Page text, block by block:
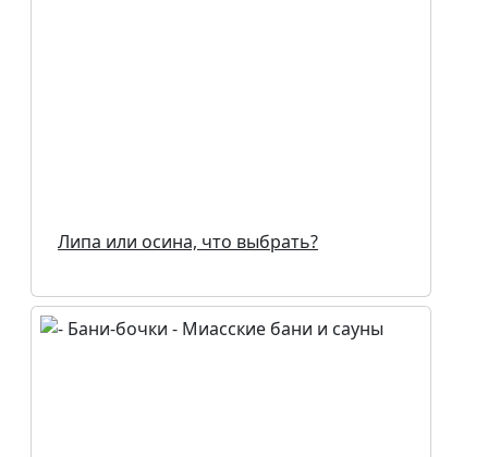
Липа или осина, что выбрать?